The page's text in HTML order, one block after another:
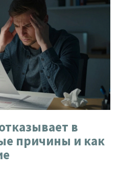
в
причины и как